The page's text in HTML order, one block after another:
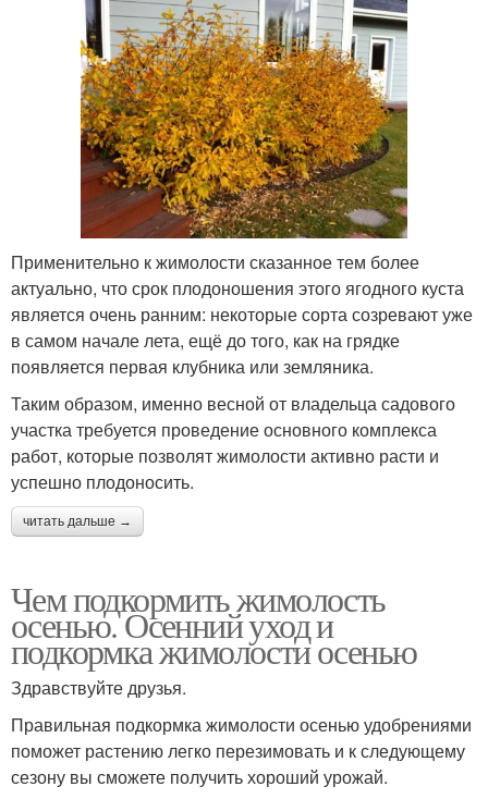
Применительно к жимолости сказанное тем более
актуально, что срок плодоношения этого ягодного куста
является очень ранним: некоторые сорта созревают уже
в самом начале лета, ещё до того, как на грядке
появляется первая клубника или земляника.
Таким образом, именно весной от владельца садового
участка требуется проведение основного комплекса
работ, которые позволят жимолости активно расти и
успешно плодоносить.
читать дальше →
Чем подкормить жимолость
осенью. Осенний уход и
подкормка жимолости осенью
Здравствуйте друзья.
Правильная подкормка жимолости осенью удобрениями
поможет растению легко перезимовать и к следующему
сезону вы сможете получить хороший урожай.